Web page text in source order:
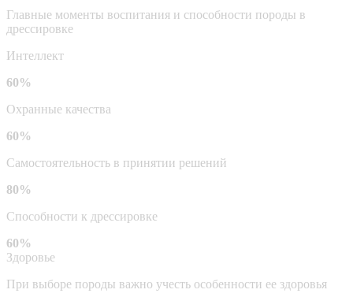
Главные моменты воспитания и способности породы в
дрессировке
Интеллект
60%
Охранные качества
60%
Самостоятельность в принятии решений
80%
Способности к дрессировке
60%
Здоровье
При выборе породы важно учесть особенности ее здоровья